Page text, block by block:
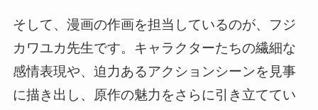
そして、漫画の作画を担当しているのが、フジ
カワユカ先生です。キャラクターたちの繊細な
感情表現や、迫力あるアクションシーンを見事
に描き出し、原作の魅力をさらに引き立ててい